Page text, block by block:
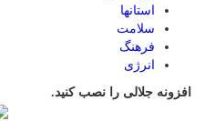
استانها
سلامت
فرهنگ
انرژی
افزونه جلالی را نصب کنید.